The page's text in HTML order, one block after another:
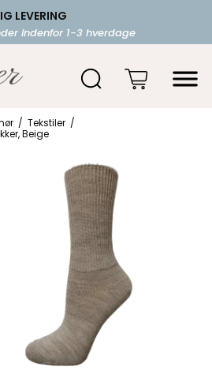
LEVERING
indenfor 1-3 hverdage
FRAGT OVER 599.-
fra 39,-
/ Tekstiler /
Beige